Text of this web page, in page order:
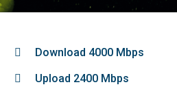
Download 4000Mbps
Upload 2400 Mbps